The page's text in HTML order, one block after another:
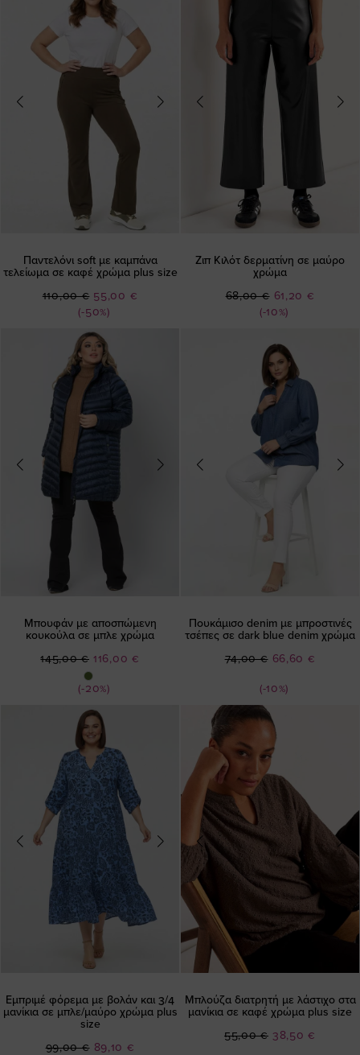
Παντελόνι soft με καμπάνα
τελείωμα σε καφέ χρώμα plus size
(-50%)
Ειδική
Τιμή
55,00 €
110,00 €
Ζιπ Κιλότ δερματίνη σε μαύρο
χρώμα
(-10%)
Ειδική
Τιμή
61,20 €
68,00 €
Μπουφάν με αποσπώμενη
κουκούλα σε μπλε χρώμα
(-20%)
Ειδική
116,00 €
145,00 €
Πουκάμισο denim με μπροστινές
τσέπες σε dark blue denim χρώμα
(-10%)
Ειδική
66,60 €
74,00 €
Εμπριμέ φόρεμα με βολάν και 3/4
μανίκια σε μπλε/μαύρο χρώμα plus
size
Ειδική
89,10 €
99,00 €
Μπλούζα διατρητή με λάστιχο στα
μανίκια σε καφέ χρώμα plus size
Ειδική
38,50 €
55,00 €